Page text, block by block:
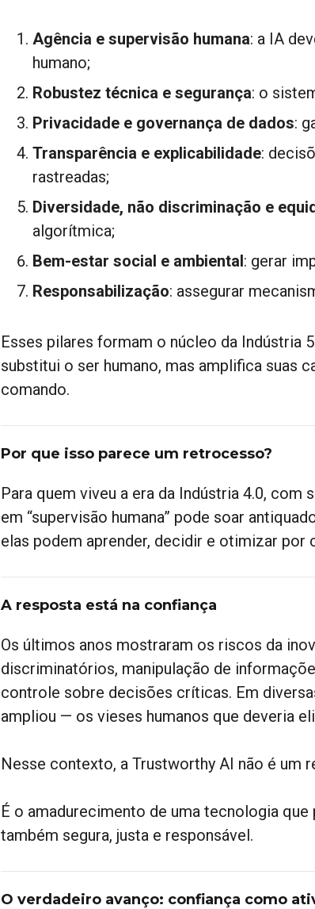
Agência e supervisão humana: a IA
humano;
Robustez técnica e segurança: o
Privacidade e governança de dados:
Transparência e explicabilidade:
rastreadas;
Diversidade, não discriminação e
algorítmica;
Bem-estar social e ambiental : gerar
Responsabilização: assegurar
Esses pilares formam o núcleo da Indústria
substitui o ser humano, mas amplifica suas
comando.
Por que isso parece um retrocesso?
Para quem viveu a era da Indústria 4.0,
em “supervisão humana” pode soar
elas podem aprender, decidir e otimizar por
A resposta está na confiança
Os últimos anos mostraram os riscos da
discriminatórios, manipulação de
controle sobre decisões críticas. Em
ampliou — os vieses humanos que deveria
Nesse contexto, a Trustworthy AI não é um
É o amadurecimento de uma tecnologia
também segura, justa e responsável.
O verdadeiro avanço: confiança como